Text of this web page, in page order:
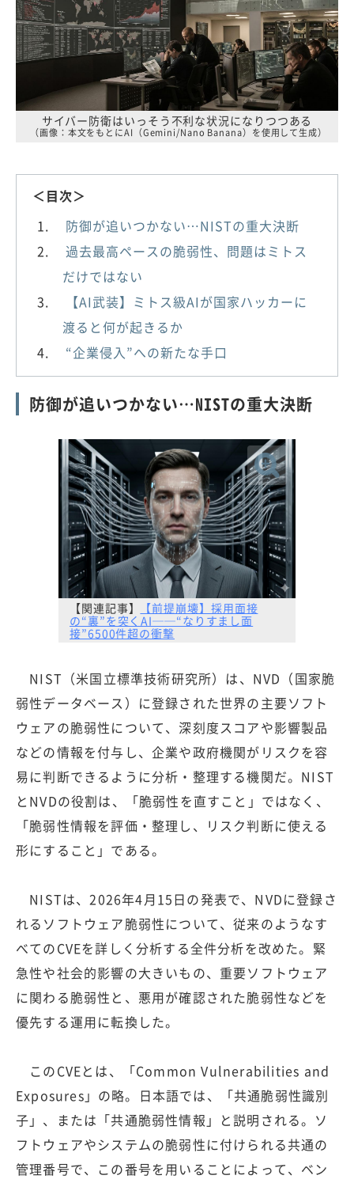
サイバー防衛はいっそう不利な状況になりつつある
（画像：本文をもとにAI（Gemini/Nano Banana）を使用して生成）
＜目次＞
防御が追いつかない…NISTの重大決断
過去最高ペースの脆弱性、問題はミトス
だけではない
【AI武装】ミトス級AIが国家ハッカーに
渡ると何が起きるか
“企業侵入”への新たな手口
防御が追いつかない…NISTの重大決断
【関連記事】
【前提崩壊】採用面接
の“裏”を突くAI──“なりすまし面
接”6500件超の衝撃
NIST（米国立標準技術研究所）は、NVD（国家脆
弱性データベース）に登録された世界の主要ソフト
ウェアの脆弱性について、深刻度スコアや影響製品
などの情報を付与し、企業や政府機関がリスクを容
易に判断できるように分析・整理する機関だ。NIST
とNVDの役割は、「脆弱性を直すこと」ではなく、
「脆弱性情報を評価・整理し、リスク判断に使える
形にすること」である。
NISTは、2026年4月15日の発表で、NVDに登録さ
れるソフトウェア脆弱性について、従来のようなす
べてのCVEを詳しく分析する全件分析を改めた。緊
急性や社会的影響の大きいもの、重要ソフトウェア
に関わる脆弱性と、悪用が確認された脆弱性などを
優先する運用に転換した。
このCVEとは、「Common Vulnerabilities and
Exposures」の略。日本語では、「共通脆弱性識別
子」、または「共通脆弱性情報」と説明される。ソ
フトウェアやシステムの脆弱性に付けられる共通の
管理番号で、この番号を用いることによって、ベン